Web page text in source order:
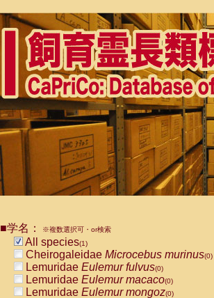
■学名： ※複数選択可・or検索
All species(1)
Cheirogaleidae Microcebus murinus(0)
Lemuridae Eulemur fulvus(0)
Lemuridae Eulemur macaco(0)
Lemuridae Eulemur mongoz(0)